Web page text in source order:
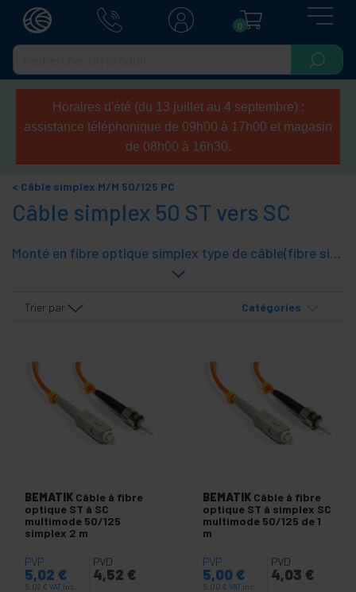
0
Horaires d'été (du 13 juillet au 4 septembre) :
assistance téléphonique de 09h00 à 17h00 et magasin
de 08h00 à 16h30.
Câble simplex M/M 50/125 PC
Câble simplex 50 ST vers SC
Monté en fibre optique simplex type de câble(fibre simple), MM (multimode) et l"article de la fibre de base de 50/125. C"est tuyaux á une extrémité et un connecteur ST disponible á l"autre extrémité d"un connecteur LC.
Trier par Catégories
BEMATIK Câble à fibre
optique ST à SC
multimode 50/125
simplex 2 m
PVP
5,02 €
5,02 € VAT inc.
PVD
4,52 €
BEMATIK Câble à fibre
optique ST à simplex SC
multimode 50/125 de 1
m
PVP
5,00 €
5,00 € VAT inc.
PVD
4,03 €